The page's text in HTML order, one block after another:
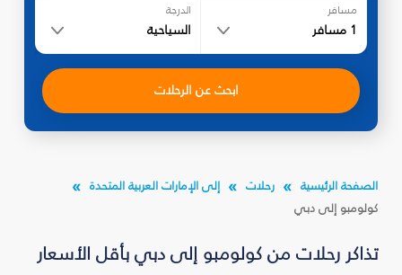
مسافر
1 مسافر
الدرجة
السياحية
ابحث عن الرحلات
الصفحة الرئيسية رحلات
إلى الإمارات العربية المتحدة
كولومبو إلى دبي
تذاكر رحلات من كولومبو إلى دبي بأقل الأسعار